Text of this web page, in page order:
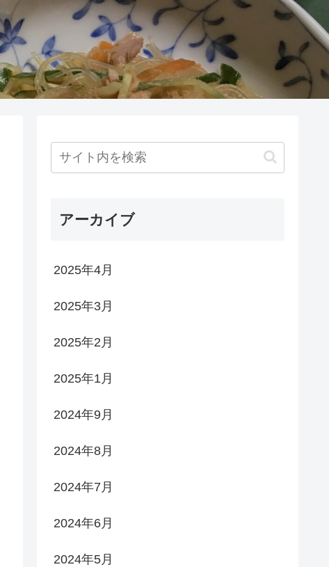
アーカイブ
2025年4月
2025年3月
2025年2月
2025年1月
2024年9月
2024年8月
2024年7月
2024年6月
2024年5月